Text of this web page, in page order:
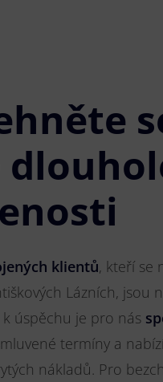
klientů, kteří se
Lázních, jsou
k úspěchu je pro nás
termíny a
nákladů. Pro